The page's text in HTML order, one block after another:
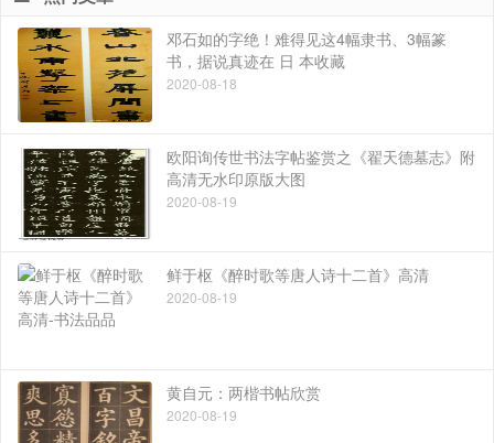
邓石如的字绝！难得见这4幅隶书、3幅篆
书，据说真迹在 日 本收藏
2020-08-18
欧阳询传世书法字帖鉴赏之《翟天德墓志》附
高清无水印原版大图
2020-08-19
鲜于枢《醉时歌等唐人诗十二首》高清
2020-08-19
黄自元：两楷书帖欣赏
2020-08-19